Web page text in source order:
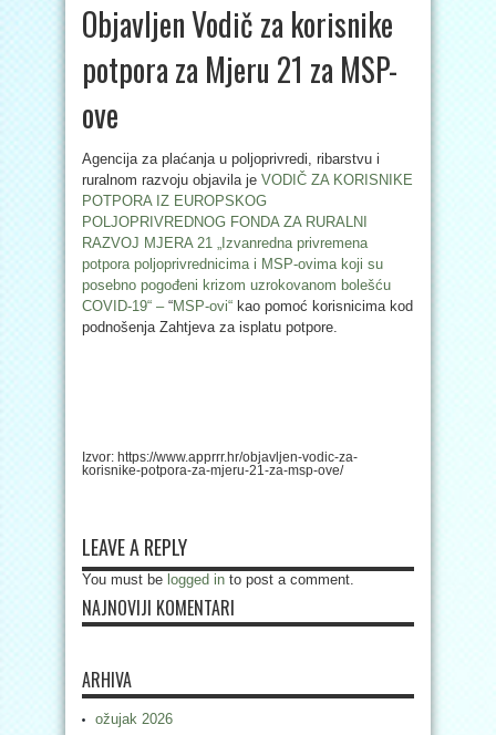
Objavljen Vodič za korisnike
potpora za Mjeru 21 za MSP-
ove
Agencija za plaćanja u poljoprivredi, ribarstvu i
ruralnom razvoju objavila je VODIČ ZA KORISNIKE
POTPORA IZ EUROPSKOG
POLJOPRIVREDNOG FONDA ZA RURALNI
RAZVOJ MJERA 21 „Izvanredna privremena
potpora poljoprivrednicima i MSP-ovima koji su
posebno pogođeni krizom uzrokovanom bolešću
COVID-19“ – “MSP-ovi“ kao pomoć korisnicima kod
podnošenja Zahtjeva za isplatu potpore.
Izvor: https://www.apprrr.hr/objavljen-vodic-za-
korisnike-potpora-za-mjeru-21-za-msp-ove/
LEAVE A REPLY
You must be logged in to post a comment.
NAJNOVIJI KOMENTARI
ARHIVA
ožujak 2026